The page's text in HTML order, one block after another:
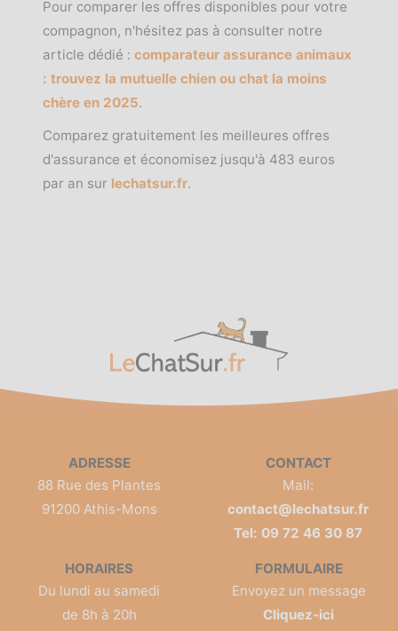
Pour comparer les offres disponibles pour votre
compagnon, n'hésitez pas à consulter notre
article dédié : comparateur assurance animaux
: trouvez la mutuelle chien ou chat la moins
chère en 2025.
Comparez gratuitement les meilleures offres
d'assurance et économisez jusqu'à 483 euros
par an sur lechatsur.fr.
ADRESSE
88 Rue des Plantes
91200 Athis-Mons
CONTACT
Mail:
contact@lechatsur.fr
Tel: 09 72 46 30 87
HORAIRES
Du lundi au samedi
de 8h à 20h
FORMULAIRE
Envoyez un message
Cliquez-ici